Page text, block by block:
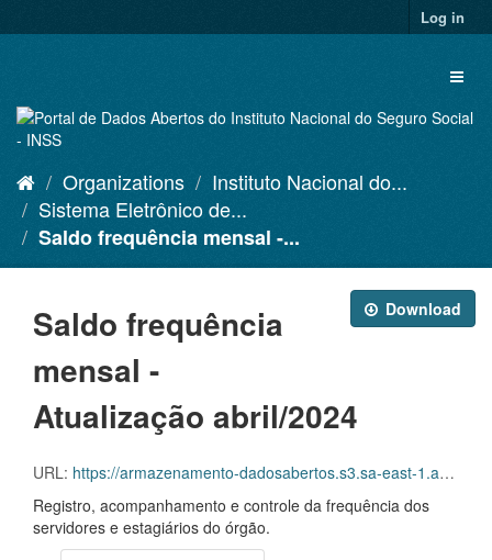
to
Log in
Organizations
Instituto Nacional do...
Sistema Eletrônico de...
Saldo frequência mensal -...
Download
Saldo frequência
mensal -
Atualização abril/2024
URL: https://armazenamento-dadosabertos.s3.sa-east-1.amazonaws.com/PDA_2023_2025/Grupos_de_dados/Sistema+Eletr%C3%B4nico+de+Frequ%C3%AAncia+-+SISREF/D.SRF.FQS.001.ACSINSS.202404.csv.csv
Registro, acompanhamento e controle da frequência dos
servidores e estagiários do órgão.